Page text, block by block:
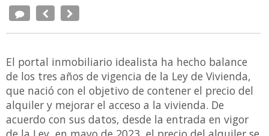
El portal inmobiliario idealista ha hecho balance
de los tres años de vigencia de la Ley de Vivienda,
que nació con el objetivo de contener el precio del
alquiler y mejorar el acceso a la vivienda. De
acuerdo con sus datos, desde la entrada en vigor